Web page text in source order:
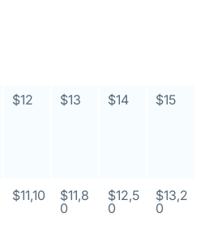
$12 $13 $14 $15
$11,10
$11,8
0
$12,5
0
$13,2
0